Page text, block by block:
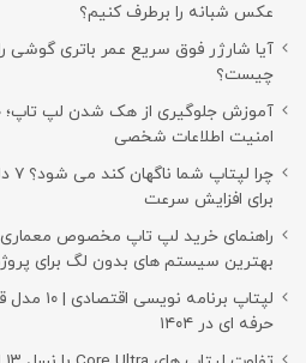
عکس شبانه را برطرف کنیم؟
آیا شارژر فوق سریع عمر باتری گوشی
چیست؟
امنیت اطلاعات شخصی
برای افزایش سرعت
بهترین سیستم های بدون لگ برای
لپتاپ
حرفه ای در ۱۴۰۴